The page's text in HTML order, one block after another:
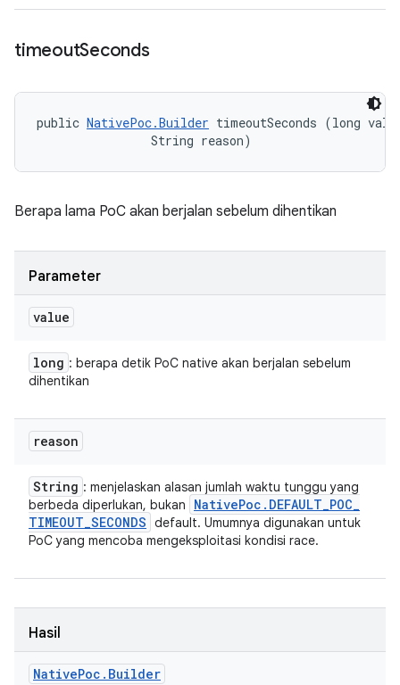
timeoutSeconds
public NativePoc.Builder timeoutSeconds (long
                String reason)
Berapa lama PoC akan berjalan sebelum dihentikan
Parameter
value
long : berapa detik PoC native akan berjalan sebelum
dihentikan
reason
String : menjelaskan alasan jumlah waktu tunggu yang
berbeda diperlukan, bukan
NativePoc . DEFAULT_POC_
TIMEOUT_SECONDS default. Umumnya digunakan untuk
PoC yang mencoba mengeksploitasi kondisi race.
Hasil
NativePoc . Builder